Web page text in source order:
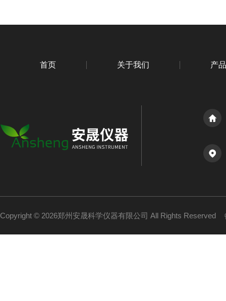
首页 关于我们 产
Copyright © 2026郑州安晟科学仪器有限公司 All Rights Reserved